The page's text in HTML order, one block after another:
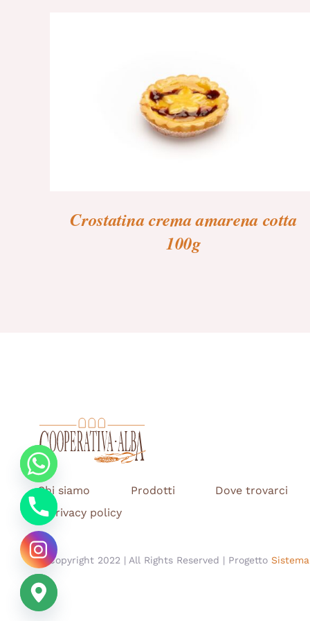
Crostatina crema amarena cotta
100g
Chi siamo Prodotti
Dove trovarci
Privacy policy
© Copyright 2022 | All Rights Reserved | Progetto